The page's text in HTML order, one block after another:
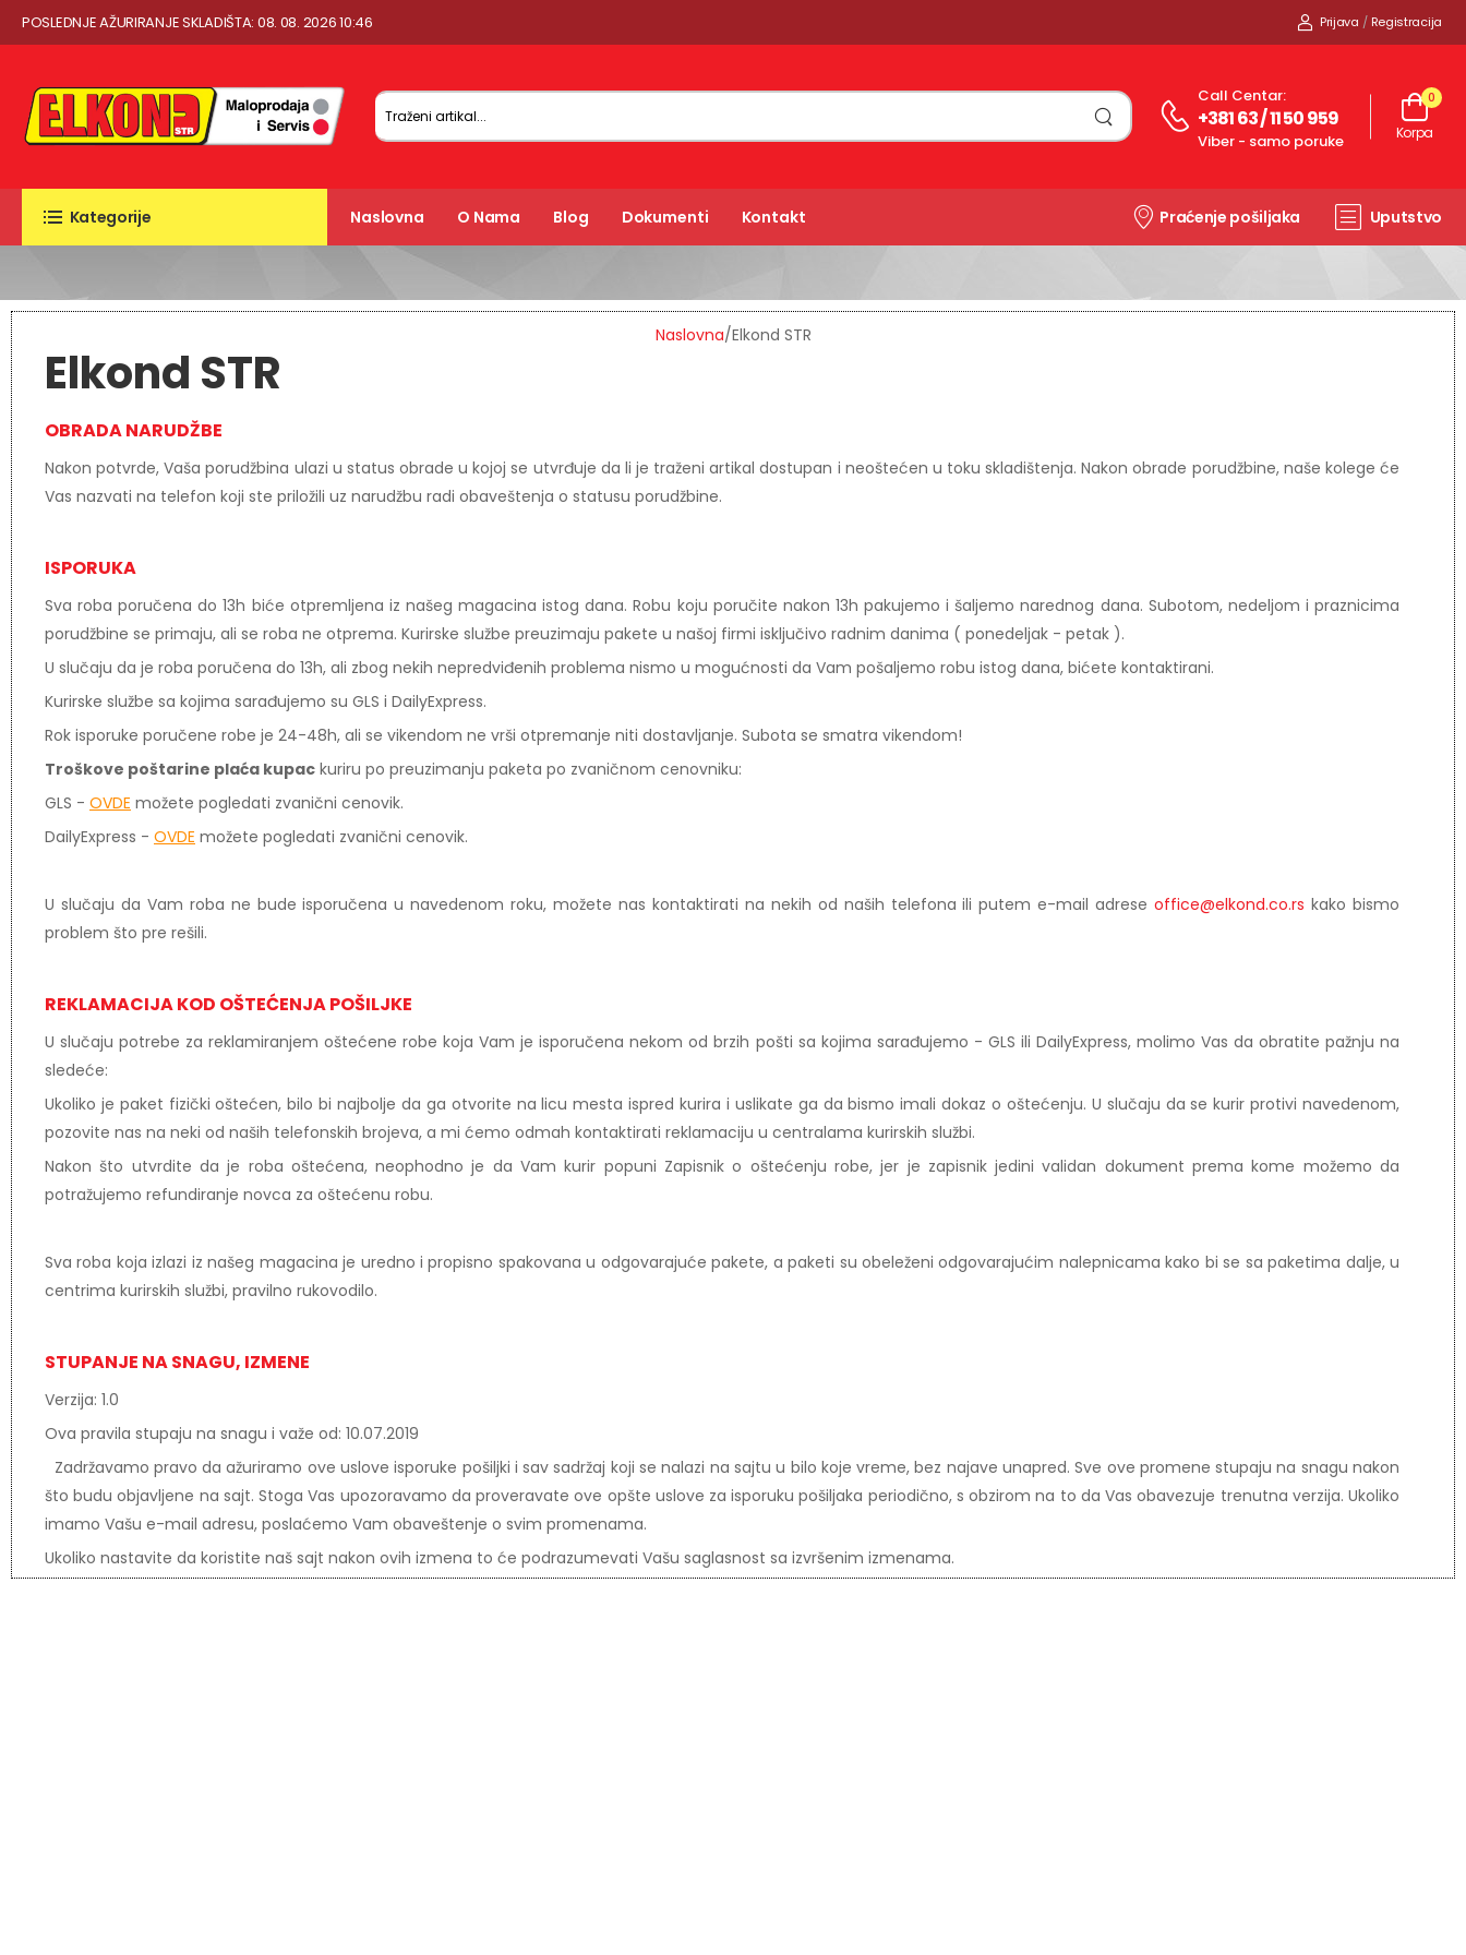
POSLEDNJE AŽURIRANJE SKLADIŠTA: 08. 08. 2026 10:46 Prijava / Registracija
Call Centar:
+381 63 / 11 50 959
Viber - samo poruke
0
Korpa
Kategorije Naslovna O Nama Blog Dokumenti Kontakt Praćenje pošiljaka Uputstvo
Naslovna/Elkond STR
Elkond STR
OBRADA NARUDŽBE
Nakon potvrde, Vaša porudžbina ulazi u status obrade u kojoj se utvrđuje da li je traženi artikal dostupan i neoštećen u toku skladištenja. Nakon obrade porudžbine, naše kolege će
Vas nazvati na telefon koji ste priložili uz narudžbu radi obaveštenja o statusu porudžbine.
ISPORUKA
Sva roba poručena do 13h biće otpremljena iz našeg magacina istog dana. Robu koju poručite nakon 13h pakujemo i šaljemo narednog dana. Subotom, nedeljom i praznicima
porudžbine se primaju, ali se roba ne otprema. Kurirske službe preuzimaju pakete u našoj firmi isključivo radnim danima ( ponedeljak - petak ).
U slučaju da je roba poručena do 13h, ali zbog nekih nepredviđenih problema nismo u mogućnosti da Vam pošaljemo robu istog dana, bićete kontaktirani.
Kurirske službe sa kojima sarađujemo su GLS i DailyExpress.
Rok isporuke poručene robe je 24-48h, ali se vikendom ne vrši otpremanje niti dostavljanje. Subota se smatra vikendom!
Troškove poštarine plaća kupac kuriru po preuzimanju paketa po zvaničnom cenovniku:
GLS - OVDE možete pogledati zvanični cenovik.
DailyExpress - OVDE možete pogledati zvanični cenovik.
U slučaju da Vam roba ne bude isporučena u navedenom roku, možete nas kontaktirati na nekih od naših telefona ili putem e-mail adreseoffice@elkond.co.rs kako bismo
problem što pre rešili.
REKLAMACIJA KOD OŠTEĆENJA POŠILJKE
U slučaju potrebe za reklamiranjem oštećene robe koja Vam je isporučena nekom od brzih pošti sa kojima sarađujemo - GLS ili DailyExpress, molimo Vas da obratite pažnju na
sledeće:
Ukoliko je paket fizički oštećen, bilo bi najbolje da ga otvorite na licu mesta ispred kurira i uslikate ga da bismo imali dokaz o oštećenju. U slučaju da se kurir protivi navedenom,
pozovite nas na neki od naših telefonskih brojeva, a mi ćemo odmah kontaktirati reklamaciju u centralama kurirskih službi.
Nakon što utvrdite da je roba oštećena, neophodno je da Vam kurir popuni Zapisnik o oštećenju robe, jer je zapisnik jedini validan dokument prema kome možemo da
potražujemo refundiranje novca za oštećenu robu.
Sva roba koja izlazi iz našeg magacina je uredno i propisno spakovana u odgovarajuće pakete, a paketi su obeleženi odgovarajućim nalepnicama kako bi se sa paketima dalje, u
centrima kurirskih službi, pravilno rukovodilo.
STUPANJE NA SNAGU, IZMENE
Verzija: 1.0
Ova pravila stupaju na snagu i važe od: 10.07.2019
Zadržavamo pravo da ažuriramo ove uslove isporuke pošiljki i sav sadržaj koji se nalazi na sajtu u bilo koje vreme, bez najave unapred. Sve ove promene stupaju na snagu nakon
što budu objavljene na sajt. Stoga Vas upozoravamo da proveravate ove opšte uslove za isporuku pošiljaka periodično, s obzirom na to da Vas obavezuje trenutna verzija. Ukoliko
imamo Vašu e-mail adresu, poslaćemo Vam obaveštenje o svim promenama.
Ukoliko nastavite da koristite naš sajt nakon ovih izmena to će podrazumevati Vašu saglasnost sa izvršenim izmenama.